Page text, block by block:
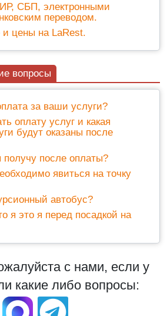
СБП, электронными
переводом.
и цены на LaRest.
вопросы
за ваши услуги?
оплату услуг и какая
будут оказаны после
получу после оплаты?
явиться на точку
автобус?
я это я перед посадкой на
с нами, если у
какие либо вопросы: